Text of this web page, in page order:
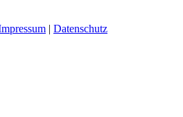
| Datenschutz